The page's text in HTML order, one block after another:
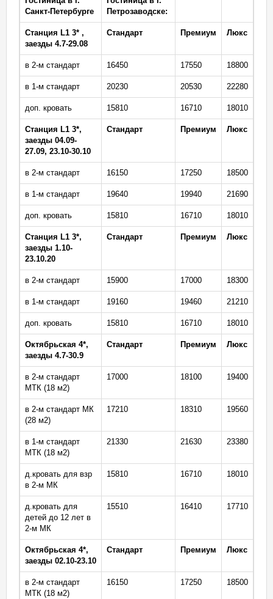
Санкт-Петербурге
Петрозаводске:
Станция L1 3* ,
заезды 4.7-29.08
Стандарт Премиум Люкс
в 2-м стандарт 16450 17550 18800
в 1-м стандарт 20230 20530 22280
доп. кровать 15810 16710 18010
Станция L1 3*,
заезды 04.09-
27.09, 23.10-30.10
Стандарт Премиум Люкс
в 2-м стандарт 16150 17250 18500
в 1-м стандарт 19640 19940 21690
доп. кровать 15810 16710 18010
Станция L1 3*,
заезды 1.10-
23.10.20
Стандарт Премиум Люкс
в 2-м стандарт 15900 17000 18300
в 1-м стандарт 19160 19460 21210
доп. кровать 15810 16710 18010
Октябрьская 4*,
заезды 4.7-30.9
Стандарт Премиум Люкс
в 2-м стандарт
МТК (18 м2)
17000 18100 19400
в 2-м стандарт МК
(28 м2)
17210 18310 19560
в 1-м стандарт
МТК (18 м2)
21330 21630 23380
д.кровать для взр
в 2-м МК
15810 16710 18010
д.кровать для
детей до 12 лет в
2-м МК
15510 16410 17710
Октябрьская 4*,
заезды 02.10-23.10
Стандарт Премиум Люкс
в 2-м стандарт
МТК (18 м2)
16150 17250 18500